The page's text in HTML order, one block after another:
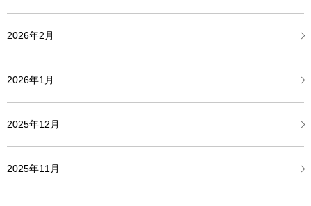
2026年2月
2026年1月
2025年12月
2025年11月